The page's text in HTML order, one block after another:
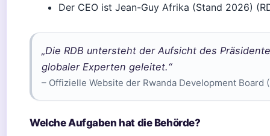
Der CEO ist Jean-Guy Afrika (Stand 2026)
„Die RDB untersteht der Aufsicht des
globaler Experten geleitet.“
– Offizielle Website der Rwanda Development Board
Welche Aufgaben hat die Behörde?